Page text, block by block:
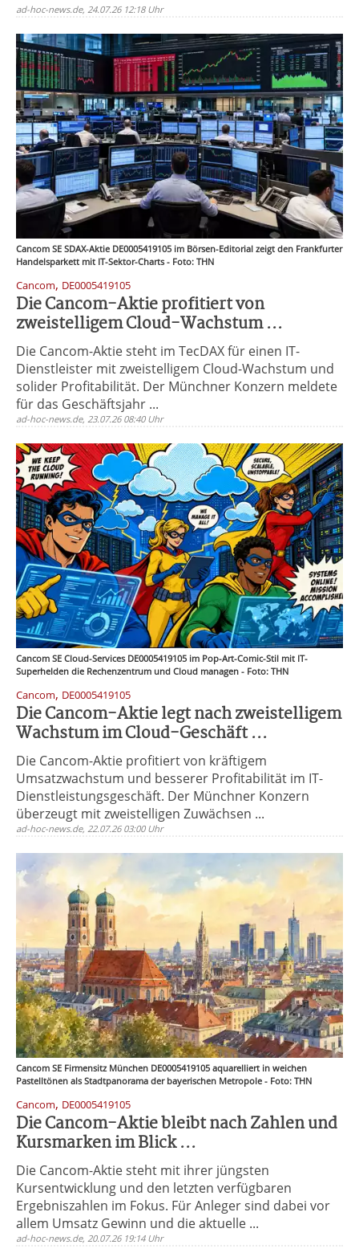
ad-hoc-news.de, 24.07.26 12:18 Uhr
Cancom SE SDAX-Aktie DE0005419105 im Börsen-Editorial zeigt den Frankfurter
Handelsparkett mit IT-Sektor-Charts - Foto: THN
Cancom, DE0005419105
Die Cancom-Aktie profitiert von
zweistelligem Cloud-Wachstum ...
Die Cancom-Aktie steht im TecDAX für einen IT-
Dienstleister mit zweistelligem Cloud-Wachstum und
solider Profitabilität. Der Münchner Konzern meldete
für das Geschäftsjahr ...
ad-hoc-news.de, 23.07.26 08:40 Uhr
Cancom SE Cloud-Services DE0005419105 im Pop-Art-Comic-Stil mit IT-
Superhelden die Rechenzentrum und Cloud managen - Foto: THN
Cancom, DE0005419105
Die Cancom-Aktie legt nach zweistelligem
Wachstum im Cloud-Geschäft ...
Die Cancom-Aktie profitiert von kräftigem
Umsatzwachstum und besserer Profitabilität im IT-
Dienstleistungsgeschäft. Der Münchner Konzern
überzeugt mit zweistelligen Zuwächsen ...
ad-hoc-news.de, 22.07.26 03:00 Uhr
Cancom SE Firmensitz München DE0005419105 aquarelliert in weichen
Pastelltönen als Stadtpanorama der bayerischen Metropole - Foto: THN
Cancom, DE0005419105
Die Cancom-Aktie bleibt nach Zahlen und
Kursmarken im Blick ...
Die Cancom-Aktie steht mit ihrer jüngsten
Kursentwicklung und den letzten verfügbaren
Ergebniszahlen im Fokus. Für Anleger sind dabei vor
allem Umsatz Gewinn und die aktuelle ...
ad-hoc-news.de, 20.07.26 19:14 Uhr